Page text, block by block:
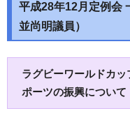
平成28年12月定例会
並尚明議員）
ラグビーワールドカ
ポーツの振興について